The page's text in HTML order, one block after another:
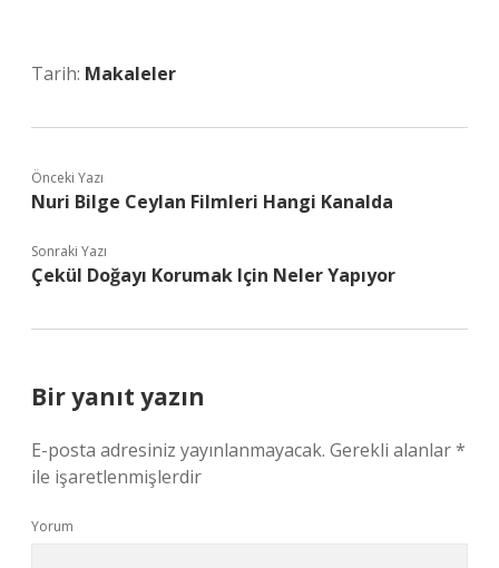
Tarih: Makaleler
Önceki Yazı
Nuri Bilge Ceylan Filmleri Hangi Kanalda
Sonraki Yazı
Çekül Doğayı Korumak Için Neler Yapıyor
Bir yanıt yazın
E-posta adresiniz yayınlanmayacak. Gerekli alanlar*
ile işaretlenmişlerdir
Yorum